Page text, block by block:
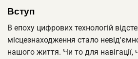
Вступ
В епоху цифрових технологій
місцезнаходження стало
нашого життя. Чи то для